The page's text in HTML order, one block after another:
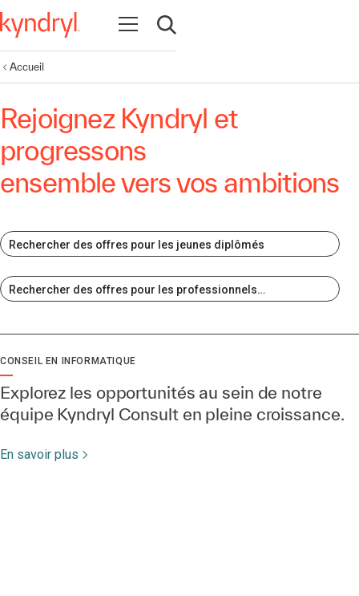
Ouvrir la navigation
Ouvrir la recherche
Accueil
Rejoignez Kyndryl et
progressons
ensemble vers vos ambitions
Rechercher des offres pour les jeunes diplômés
Rechercher des offres pour les professionnels
expérimentés
CONSEIL EN INFORMATIQUE
Explorez les opportunités au sein de notre
équipe Kyndryl Consult en pleine croissance.
En savoir plus